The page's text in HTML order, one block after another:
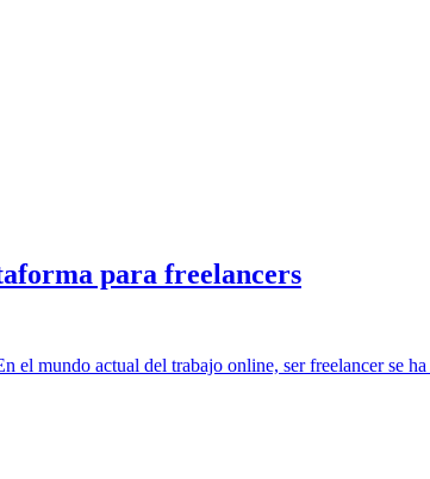
para freelancers
el mundo actual del trabajo online, ser freelancer se